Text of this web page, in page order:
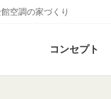
空調の家づくり
コンセプト